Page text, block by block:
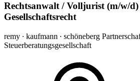
Rechtsanwalt / Volljurist (m/w/
Gesellschaftsrecht
remy ∙ kaufmann ∙ schöneberg
Steuerberatungsgesellschaft